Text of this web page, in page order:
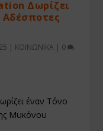
Δωρίζει
Αδέσποτες
| ΚΟΙΝΩΝΙΚΑ | 0
έναν Τόνο
Μυκόνου